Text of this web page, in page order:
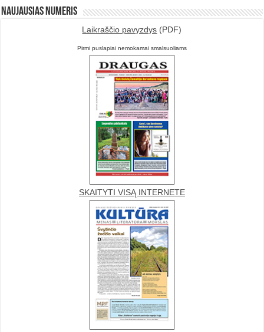
Naujausias numeris
Laikraščio pavyzdys (PDF)
Pirmi puslapiai nemokamai smalsuoliams
SKAITYTI VISĄ INTERNETE